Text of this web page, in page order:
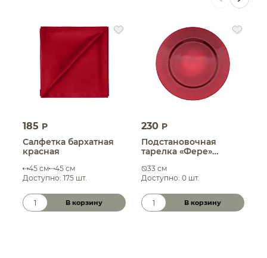
185 P
Салфетка бархатная
красная
45 см
45 см
Доступно: 175 шт.
Количество товара
В корзину
230 P
Подстановочная
тарелка «Фере»
33 см
Доступно: 0 шт.
Количество товара
В корзину